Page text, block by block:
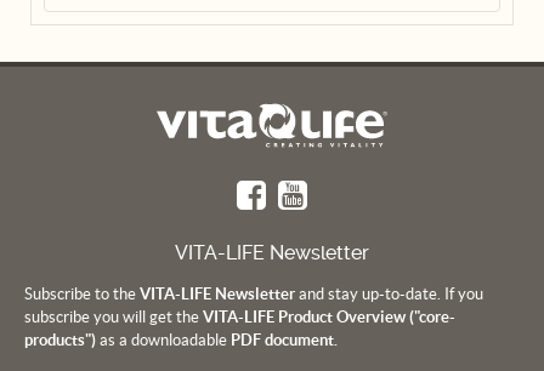
VITA-LIFE Newsletter
Subscribe to the VITA-LIFE Newsletter and stay up-to-date. If you
subscribe you will get the VITA-LIFE Product Overview ("core-
products") as a downloadable PDF document.